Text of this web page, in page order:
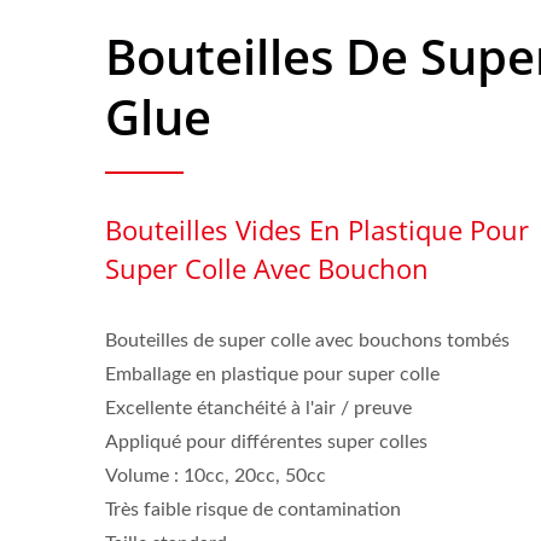
Bouteilles De
Glue
Bouteilles Vides En Plastique Pour
Super Colle Avec Bouchon
Bouteilles de super colle avec bouchons tombés
Emballage en plastique pour super colle
Excellente étanchéité à l'air / preuve
Appliqué pour différentes super colles
Volume : 10cc, 20cc, 50cc
Très faible risque de contamination